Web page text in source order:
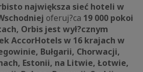
największa sieć hoteli w
oferuj?ca 19 000 pokoi
Orbis jest wył?cznym
AccorHotels w 16 krajach w
Bułgarii, Chorwacji,
Estonii, na Litwie, Łotwie,